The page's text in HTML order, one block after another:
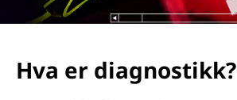
Hva er diagnostikk?